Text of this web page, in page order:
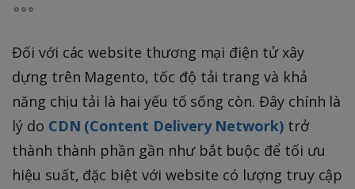
Đối với các website thương mại điện tử xây
dựng trên Magento, tốc độ tải trang và khả
năng chịu tải là hai yếu tố sống còn. Đây chính là
lý do CDN (Content Delivery Network) trở
thành thành phần gần như bắt buộc để tối ưu
hiệu suất, đặc biệt với website có lượng truy cập